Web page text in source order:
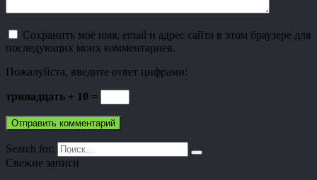
Сохранить моё имя, email и адрес сайта в этом браузере для
последующих моих комментариев.
Пожалуйста, введите ответ цифрами:
тринадцать + 10 =
Search for:
Свежие записи